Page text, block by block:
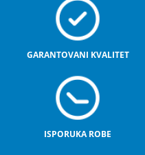
GARANTOVANI KVALITET
ISPORUKA ROBE